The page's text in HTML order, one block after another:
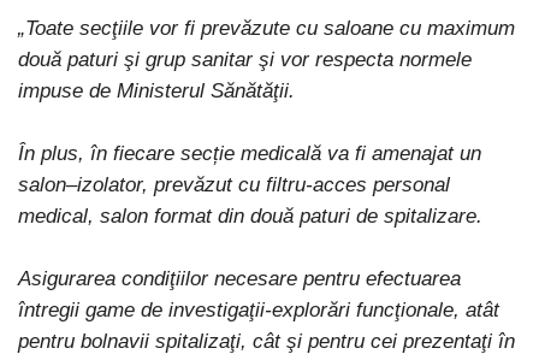
„Toate secţiile vor fi prevăzute cu saloane cu maximum
două paturi şi grup sanitar şi vor respecta normele
impuse de Ministerul Sănătăţii.
În plus, în fiecare secție medicală va fi amenajat un
salon–izolator, prevăzut cu filtru-acces personal
medical, salon format din două paturi de spitalizare.
Asigurarea condiţiilor necesare pentru efectuarea
întregii game de investigaţii-explorări funcţionale, atât
pentru bolnavii spitalizaţi, cât şi pentru cei prezentaţi în